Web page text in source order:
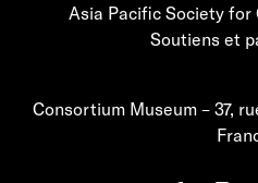
Asia Pacific Society for
Soutiens et
Consortium Museum – 37,